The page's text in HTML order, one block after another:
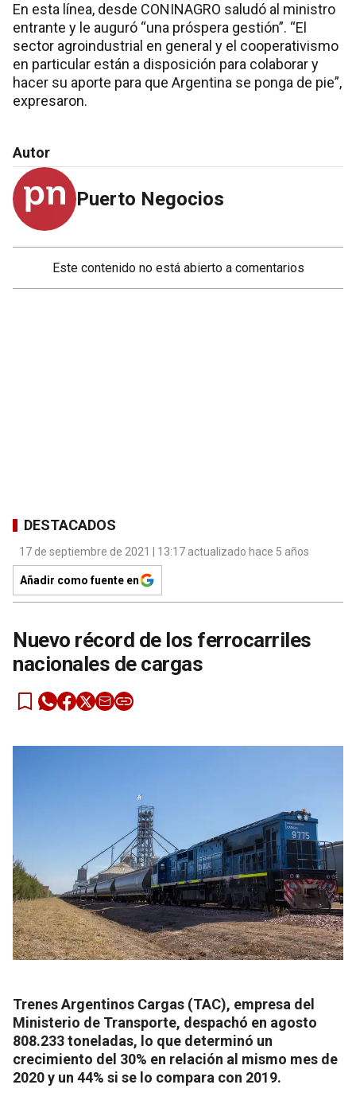
En esta línea, desde CONINAGRO saludó al ministro
entrante y le auguró “una próspera gestión”. “El
sector agroindustrial en general y el cooperativismo
en particular están a disposición para colaborar y
hacer su aporte para que Argentina se ponga de pie”,
expresaron.
Autor
Puerto Negocios
Este contenido no está abierto a comentarios
DESTACADOS
17 de septiembre de 2021 | 13:17 actualizado hace 5 años
Añadir como fuente en
Nuevo récord de los ferrocarriles
nacionales de cargas
Trenes Argentinos Cargas (TAC), empresa del
Ministerio de Transporte, despachó en agosto
808.233 toneladas, lo que determinó un
crecimiento del 30% en relación al mismo mes de
2020 y un 44% si se lo compara con 2019.